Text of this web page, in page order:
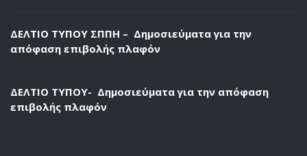
ΔΕΛΤΙΟ ΤΥΠΟΥ ΣΠΠΗ – Δημοσιεύματα για την
απόφαση επιβολής πλαφόν
ΔΕΛΤΙΟ ΤΥΠΟΥ- Δημοσιεύματα για την απόφαση
επιβολής πλαφόν